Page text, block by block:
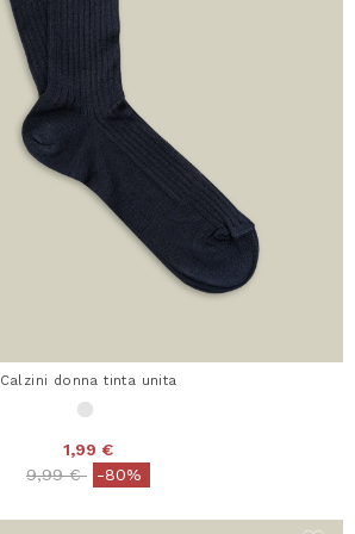
Calzini donna tinta unita
1,99 €
Price reduced from
9,99 €to-80%